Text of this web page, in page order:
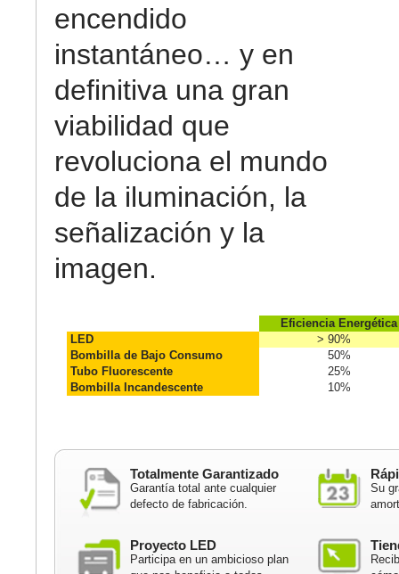
encendido
instantáneo… y en
definitiva una gran
viabilidad que
revoluciona el mundo
de la iluminación, la
señalización y la
imagen.
Eficiencia Energética
LED
> 90%
Bombilla de Bajo Consumo
50%
Tubo Fluorescente
25%
Bombilla Incandescente
10%
Totalmente Garantizado
Garantía total ante cualquier
defecto de fabricación.
Su
Proyecto LED
Participa en un ambicioso plan